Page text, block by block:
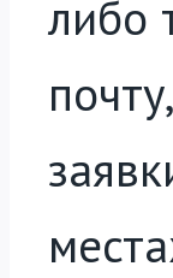
либо